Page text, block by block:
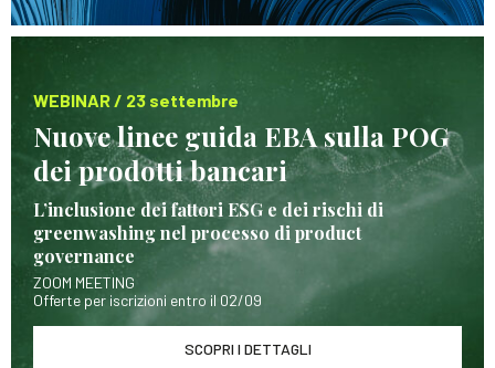
WEBINAR / 23 settembre
Nuove linee guida EBA sulla POG
dei prodotti bancari
L’inclusione dei fattori ESG e dei rischi di
greenwashing nel processo di product
governance
ZOOM MEETING
Offerte per iscrizioni entro il 02/09
SCOPRI I DETTAGLI